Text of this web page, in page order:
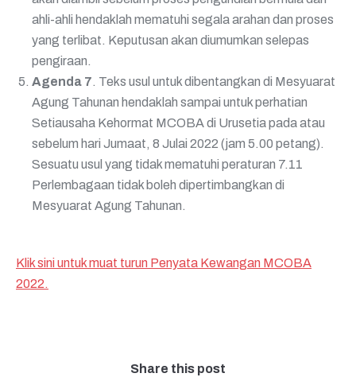
ahli-ahli hendaklah mematuhi segala arahan dan proses
yang terlibat. Keputusan akan diumumkan selepas
pengiraan.
Agenda 7. Teks usul untuk dibentangkan di Mesyuarat
Agung Tahunan hendaklah sampai untuk perhatian
Setiausaha Kehormat MCOBA di Urusetia pada atau
sebelum hari Jumaat, 8 Julai 2022 (jam 5.00 petang).
Sesuatu usul yang tidak mematuhi peraturan 7.11
Perlembagaan tidak boleh dipertimbangkan di
Mesyuarat Agung Tahunan.
Klik sini untuk muat turun Penyata Kewangan MCOBA
2022.
Share this post